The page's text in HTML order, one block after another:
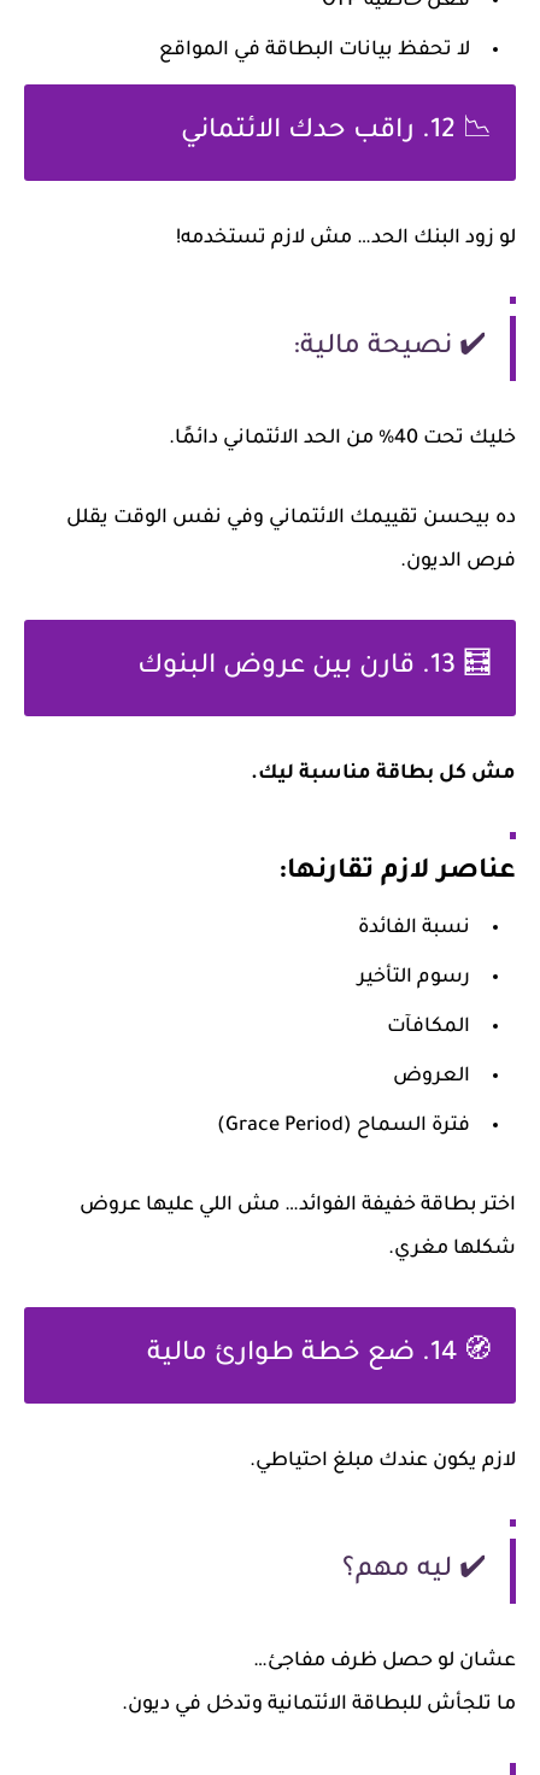
لا تحفظ بيانات البطاقة في المواقع
📉 12. راقب حدك الائتماني
لو زود البنك الحد… مش لازم تستخدمه!
✔️ نصيحة مالية:
خليك تحت 40% من الحد الائتماني دائمًا.
ده بيحسن تقييمك الائتماني وفي نفس الوقت يقلل
فرص الديون.
🧮 13. قارن بين عروض البنوك
مش كل بطاقة مناسبة ليك.
عناصر لازم تقارنها:
نسبة الفائدة
رسوم التأخير
المكافآت
العروض
فترة السماح (Grace Period)
اختر بطاقة خفيفة الفوائد… مش اللي عليها عروض
شكلها مغري.
🧭14. ضع خطة طوارئ مالية
لازم يكون عندك مبلغ احتياطي.
✔️ ليه مهم؟
عشان لو حصل ظرف مفاجئ…
ما تلجأش للبطاقة الائتمانية وتدخل في ديون.